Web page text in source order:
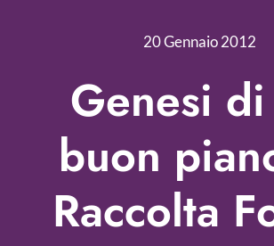
Nonprofit Blog
Fundraising Academy
Multimedia
Come contattarci
20 Gennaio 2012
Genesi
buon
Raccolta